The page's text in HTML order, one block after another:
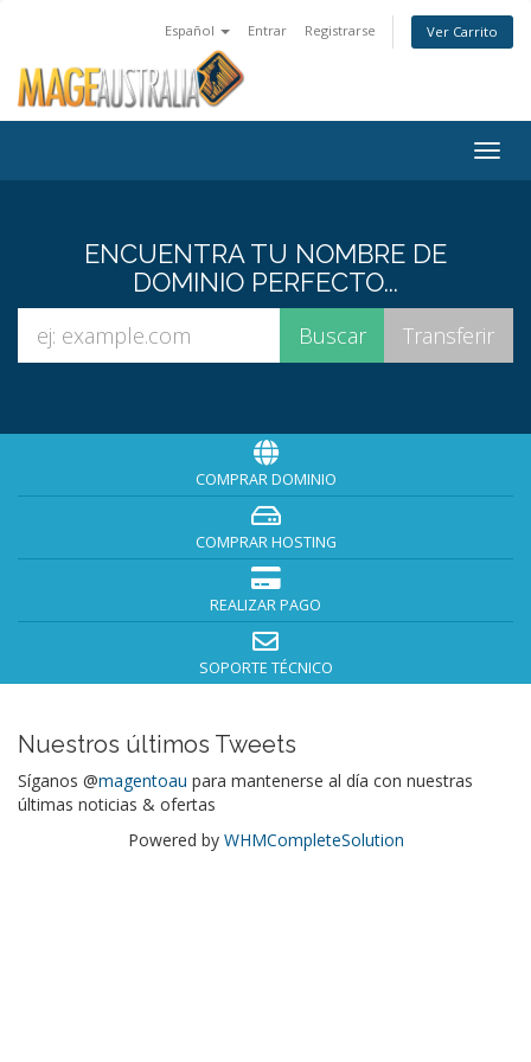
Español Entrar Registrarse Ver Carrito
ENCUENTRA TU NOMBRE DE
DOMINIO PERFECTO...
COMPRAR DOMINIO
COMPRAR HOSTING
REALIZAR PAGO
SOPORTE TÉCNICO
Nuestros últimos Tweets
Síganos @magentoau para mantenerse al día con nuestras
últimas noticias & ofertas
Powered by WHMCompleteSolution